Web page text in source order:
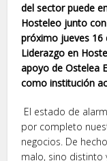
del sector puede
Hosteleo junto
próximo jueves 16
Liderazgo en
apoyo de Ostelea
como institución
El estado de
por completo
negocios. De
malo, sino distinto